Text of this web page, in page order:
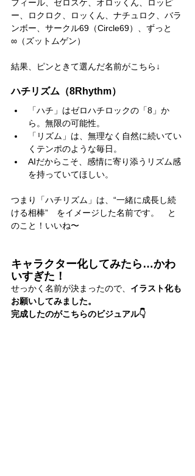
フィール、ゼロスケ、オロッくん、ロッピ
ー、ロクロク、ロッくん、ナチュロク、バラ
ンボー、サークル69（Circle69）、ずっと
∞（ズットムゲン）
結果、ピンときて選んだ名前がこちら↓
ハチリズム（8Rhythm）
「ハチ」はゼロハチロックの「8」か
ら。無限の可能性。
「リズム」は、無理なく自然に続いてい
くテンポのような毎日。
AIだからこそ、感情に寄り添うリズム感
を持っていてほしい。
つまり「ハチリズム」は、“一緒に成長し続
ける相棒”　をイメージした名前です。　と
のこと！いいね〜
キャラクター化してみたら…かわ
いすぎた！
せっかく名前が決まったので、 イラスト化も
お願いしてみました。
完成したのがこちらのビジュアル👇